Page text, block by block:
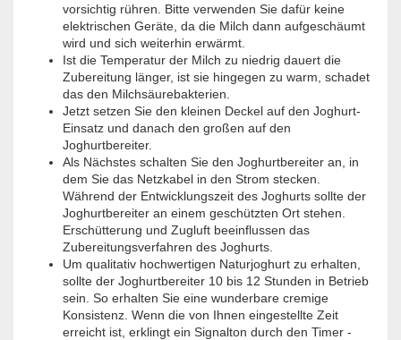
vorsichtig rühren. Bitte verwenden Sie dafür keine
elektrischen Geräte, da die Milch dann aufgeschäumt
wird und sich weiterhin erwärmt.
Ist die Temperatur der Milch zu niedrig dauert die
Zubereitung länger, ist sie hingegen zu warm, schadet
das den Milchsäurebakterien.
Jetzt setzen Sie den kleinen Deckel auf den Joghurt-
Einsatz und danach den großen auf den
Joghurtbereiter.
Als Nächstes schalten Sie den Joghurtbereiter an, in
dem Sie das Netzkabel in den Strom stecken.
Während der Entwicklungszeit des Joghurts sollte der
Joghurtbereiter an einem geschützten Ort stehen.
Erschütterung und Zugluft beeinflussen das
Zubereitungsverfahren des Joghurts.
Um qualitativ hochwertigen Naturjoghurt zu erhalten,
sollte der Joghurtbereiter 10 bis 12 Stunden in Betrieb
sein. So erhalten Sie eine wunderbare cremige
Konsistenz. Wenn die von Ihnen eingestellte Zeit
erreicht ist, erklingt ein Signalton durch den Timer -